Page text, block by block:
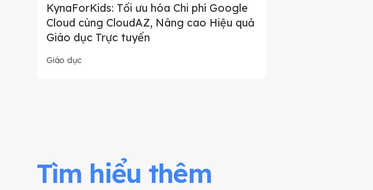
KynaForKids: Tối ưu hóa Chi phí Google
Cloud cùng CloudAZ, Nâng cao Hiệu quả
Giáo dục Trực tuyến
Giáo dục
Tìm hiểu thêm